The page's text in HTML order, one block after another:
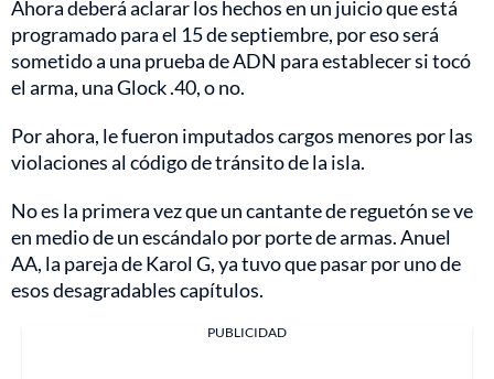
Ahora deberá aclarar los hechos en un juicio que está
programado para el 15 de septiembre, por eso será
sometido a una prueba de ADN para establecer si tocó
el arma, una Glock .40, o no.
Por ahora, le fueron imputados cargos menores por las
violaciones al código de tránsito de la isla.
No es la primera vez que un cantante de reguetón se ve
en medio de un escándalo por porte de armas. Anuel
AA, la pareja de Karol G, ya tuvo que pasar por uno de
esos desagradables capítulos.
PUBLICIDAD